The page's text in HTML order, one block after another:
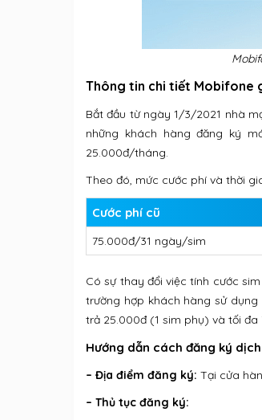
Thông tin chi tiết Mobifone
Bắt đầu từ ngày 1/3/2021 nhà
những khách hàng đăng ký
25.000đ/tháng.
Theo đó, mức cước phí và thời
Cước phí cũ
75.000đ/31 ngày/sim
Có sự thay đổi việc tính cước
trường hợp khách hàng sử
trả 25.000đ (1 sim phụ) và tối đa
Hướng dẫn cách đăng ký
– Địa điểm đăng ký: Tại cửa
– Thủ tục đăng ký: